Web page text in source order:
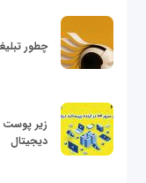
چطور
دیجیتال